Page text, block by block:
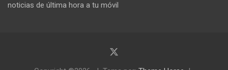
noticias de última hora a tu móvil